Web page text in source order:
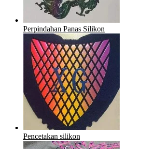
Perpindahan Panas Silikon
Pencetakan silikon